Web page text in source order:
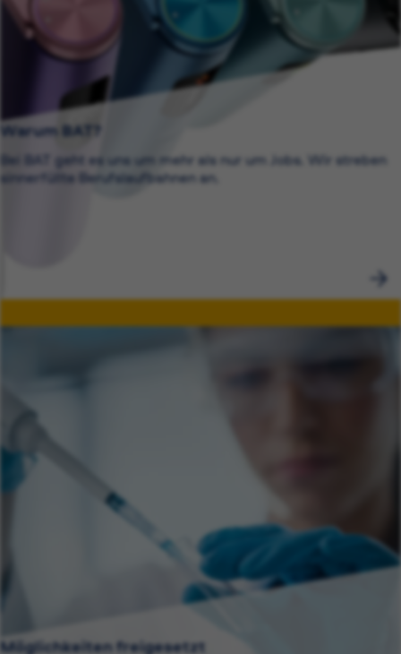
Warum BAT?
Bei BAT geht es uns um mehr als nur um Jobs. Wir streben
sinnerfüllte Berufslaufbahnen an.
Möglichkeiten freigesetzt